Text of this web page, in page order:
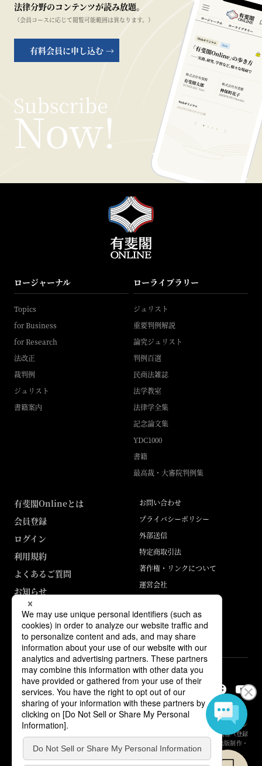
法律分野のコンテンツが読み放題。
（会員コースに応じて閲覧可能範囲は異なります。）
有料会員に申し込む →
ロージャーナル
Topics
for Business
for Research
法改正
裁判例
ジュリスト
書籍案内
ローライブラリー
ジュリスト
重要判例解説
論究ジュリスト
判例百選
民商法雑誌
法学教室
法律学全集
記念論文集
YDC1000
書籍
最高裁・大審院判例集
有斐閣Onlineとは
会員登録
ログイン
利用規約
よくあるご質問
お知らせ
お問い合わせ
プライバシーポリシー
外部送信
特定商取引法
著作権・リンクについて
運営会社
ABJマークは、この電子書店・電子書籍配信サービスが、著作権者からコン
テンツ使用許諾を得た正規版配信サービスであることを示す登録商標（登録
番号 第6091713号）です。詳しくは［ABJマーク］または［電子出版制作・
流通協議会］で検索してください。